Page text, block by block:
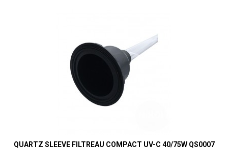
QUARTZ SLEEVE FILTREAU COMPACT UV-C 40/75W QS0007